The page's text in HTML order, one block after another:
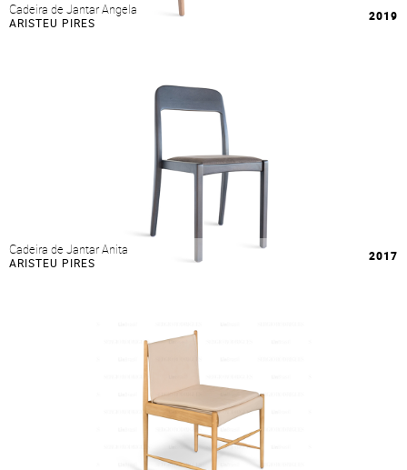
Cadeira de Jantar Angela
ARISTEU PIRES 2019
Cadeira de Jantar Anita
ARISTEU PIRES 2017